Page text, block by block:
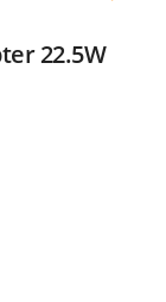
22.5W